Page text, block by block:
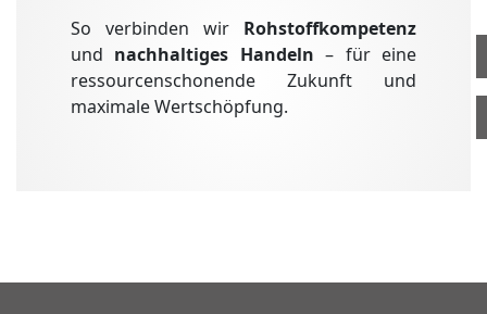
Anfahrt
Öffnungszeiten
So verbinden wir Rohstoffkompetenz
und nachhaltiges Handeln – für eine
ressourcenschonende Zukunft und
maximale Wertschöpfung.